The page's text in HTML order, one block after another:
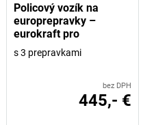
Policový vozík na
europrepravky –
eurokraft pro
s 3 prepravkami
bez DPH
445,- €